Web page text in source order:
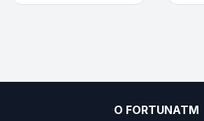
О FORTUNATM